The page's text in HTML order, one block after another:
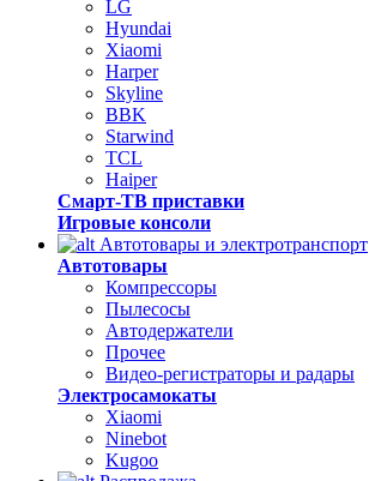
LG
Hyundai
Xiaomi
Harper
Skyline
BBK
Starwind
TCL
Haiper
Смарт-ТВ приставки
Игровые консоли
Автотовары и электротранспорт
Автотовары
Компрессоры
Пылесосы
Автодержатели
Прочее
Видео-регистраторы и радары
Электросамокаты
Xiaomi
Ninebot
Kugoo